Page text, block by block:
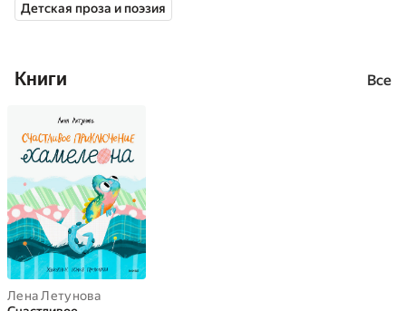
Детская проза и поэзия
Книги Все
Лена Летунова